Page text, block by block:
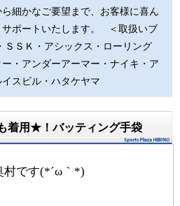
細かなご要望まで、お客様に喜ん
サポートいたします。 ＜取扱いブ
ＳＳＫ・アシックス・ローリング
・アンダーアーマー・ナイキ・ア
スビル・ハタケヤマ
着用★！バッティング手袋
村です(*´ω｀*)